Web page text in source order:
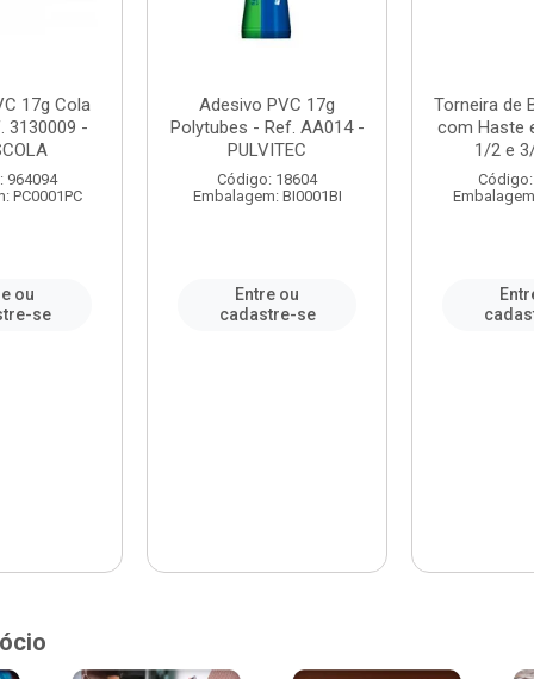
17g Cola
3130009 -
964094
PC0001PC
ou
se
Adesivo PVC 17g
Polytubes - Ref. AA014 -
PULVITEC
Código: 18604
Embalagem: BI0001BI
Entre ou
cadastre-se
Torneira de
com Haste
1/2 e